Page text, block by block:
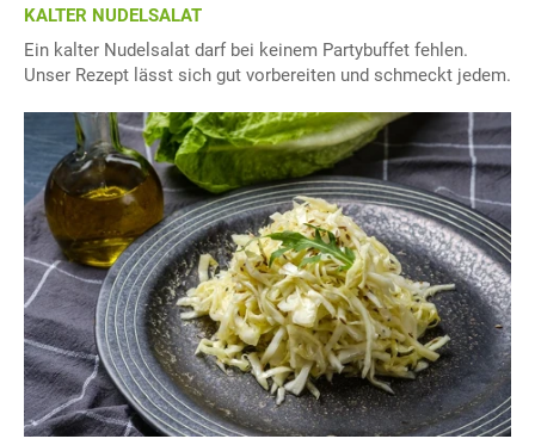
KALTER NUDELSALAT
Ein kalter Nudelsalat darf bei keinem Partybuffet fehlen.
Unser Rezept lässt sich gut vorbereiten und schmeckt jedem.